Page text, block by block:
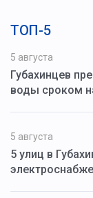
ТОП-5
5 августа
Губахинцев
воды сроком
5 августа
5 улиц в